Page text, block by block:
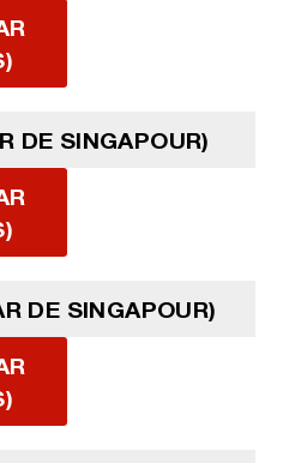
DE SINGAPOUR)
DE SINGAPOUR)